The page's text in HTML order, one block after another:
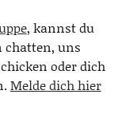
, kannst du
chatten, uns
oder dich
Melde dich hier